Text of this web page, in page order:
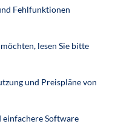
Fehlfunktionen
lesen Sie bitte
und Preispläne von
Software